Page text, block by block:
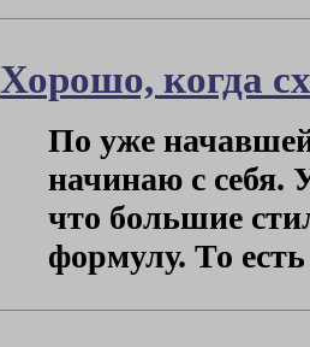
Хорошо, когда
По уже
начинаю с себя.
что большие
формулу. То